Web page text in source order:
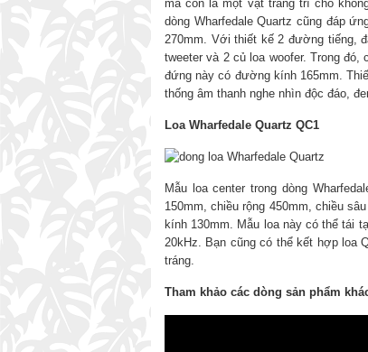
mà còn là một vật trang trí cho
dòng Wharfedale Quartz cũng đáp
270mm. Với thiết kế 2 đường tiếng,
tweeter và 2 củ loa woofer. Trong
đứng này có đường kính 165mm.
thống âm thanh nghe nhìn độc đáo,
Loa Wharfedale Quartz QC1
Mẫu loa center trong dòng
150mm, chiều rộng 450mm, chiều
kính 130mm. Mẫu loa này có thể tái
20kHz. Bạn cũng có thể kết hợp loa
tráng.
Tham khảo các dòng sản phẩm